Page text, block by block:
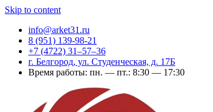
Skip to content
info@arket31.ru
8 (951) 139-98-21
+7 (4722) 31‒57‒36
г. Белгород, ул. Студенческая, д. 17Б
Время работы: пн. — пт.: 8:30 — 17:30